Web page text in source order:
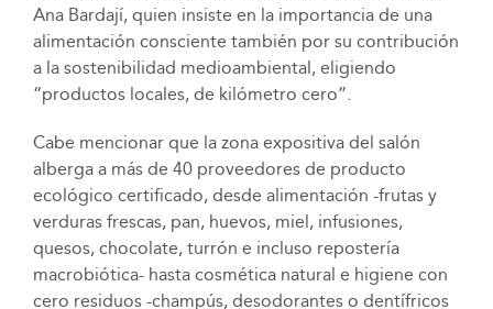
Ana Bardají, quien insiste en la importancia de una
alimentación consciente también por su contribución
a la sostenibilidad medioambiental, eligiendo
“productos locales, de kilómetro cero”.
Cabe mencionar que la zona expositiva del salón
alberga a más de 40 proveedores de producto
ecológico certificado, desde alimentación -frutas y
verduras frescas, pan, huevos, miel, infusiones,
quesos, chocolate, turrón e incluso repostería
macrobiótica- hasta cosmética natural e higiene con
cero residuos -champús, desodorantes o dentífricos